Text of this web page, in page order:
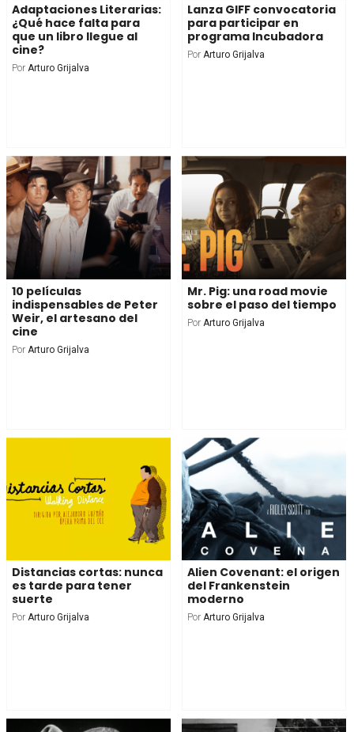
Adaptaciones Literarias:
¿Qué hace falta para
que un libro llegue al
cine?
Por Arturo Grijalva
Lanza GIFF convocatoria
para participar en
programa Incubadora
Por Arturo Grijalva
10 películas
indispensables de Peter
Weir, el artesano del
cine
Por Arturo Grijalva
Mr. Pig: una road movie
sobre el paso del tiempo
Por Arturo Grijalva
Distancias cortas: nunca
es tarde para tener
suerte
Por Arturo Grijalva
Alien Covenant: el origen
del Frankenstein
moderno
Por Arturo Grijalva